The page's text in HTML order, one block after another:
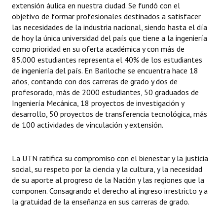
extensión áulica en nuestra ciudad. Se fundó con el
objetivo de formar profesionales destinados a satisfacer
las necesidades de la industria nacional, siendo hasta el día
de hoy la única universidad del país que tiene a la ingeniería
como prioridad en su oferta académica y con más de
85.000 estudiantes representa el 40% de los estudiantes
de ingeniería del país. En Bariloche se encuentra hace 18
años, contando con dos carreras de grado y dos de
profesorado, más de 2000 estudiantes, 50 graduados de
Ingeniería Mecánica, 18 proyectos de investigación y
desarrollo, 50 proyectos de transferencia tecnológica, más
de 100 actividades de vinculación y extensión.
La UTN ratifica su compromiso con el bienestar y la justicia
social, su respeto por la ciencia y la cultura, y la necesidad
de su aporte al progreso de la Nación y las regiones que la
componen. Consagrando el derecho al ingreso irrestricto y a
la gratuidad de la enseñanza en sus carreras de grado.